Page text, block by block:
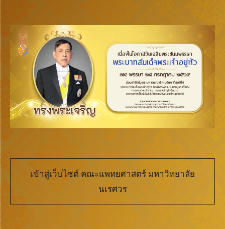
เข้าสู่เว็บไซต์ คณะแพทยศาสตร์ มหาวิทยาลัย
นเรศวร